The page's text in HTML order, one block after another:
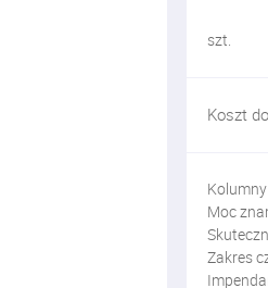
szt.
Koszt
Moc
Zakres